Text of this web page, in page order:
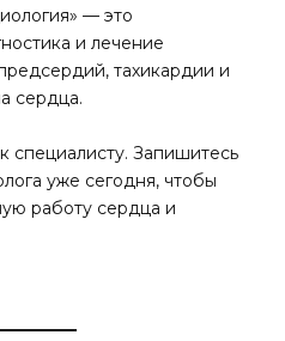
— это
и лечение
тахикардии и
сердца.
специалисту. Запишитесь
уже сегодня, чтобы
работу сердца и